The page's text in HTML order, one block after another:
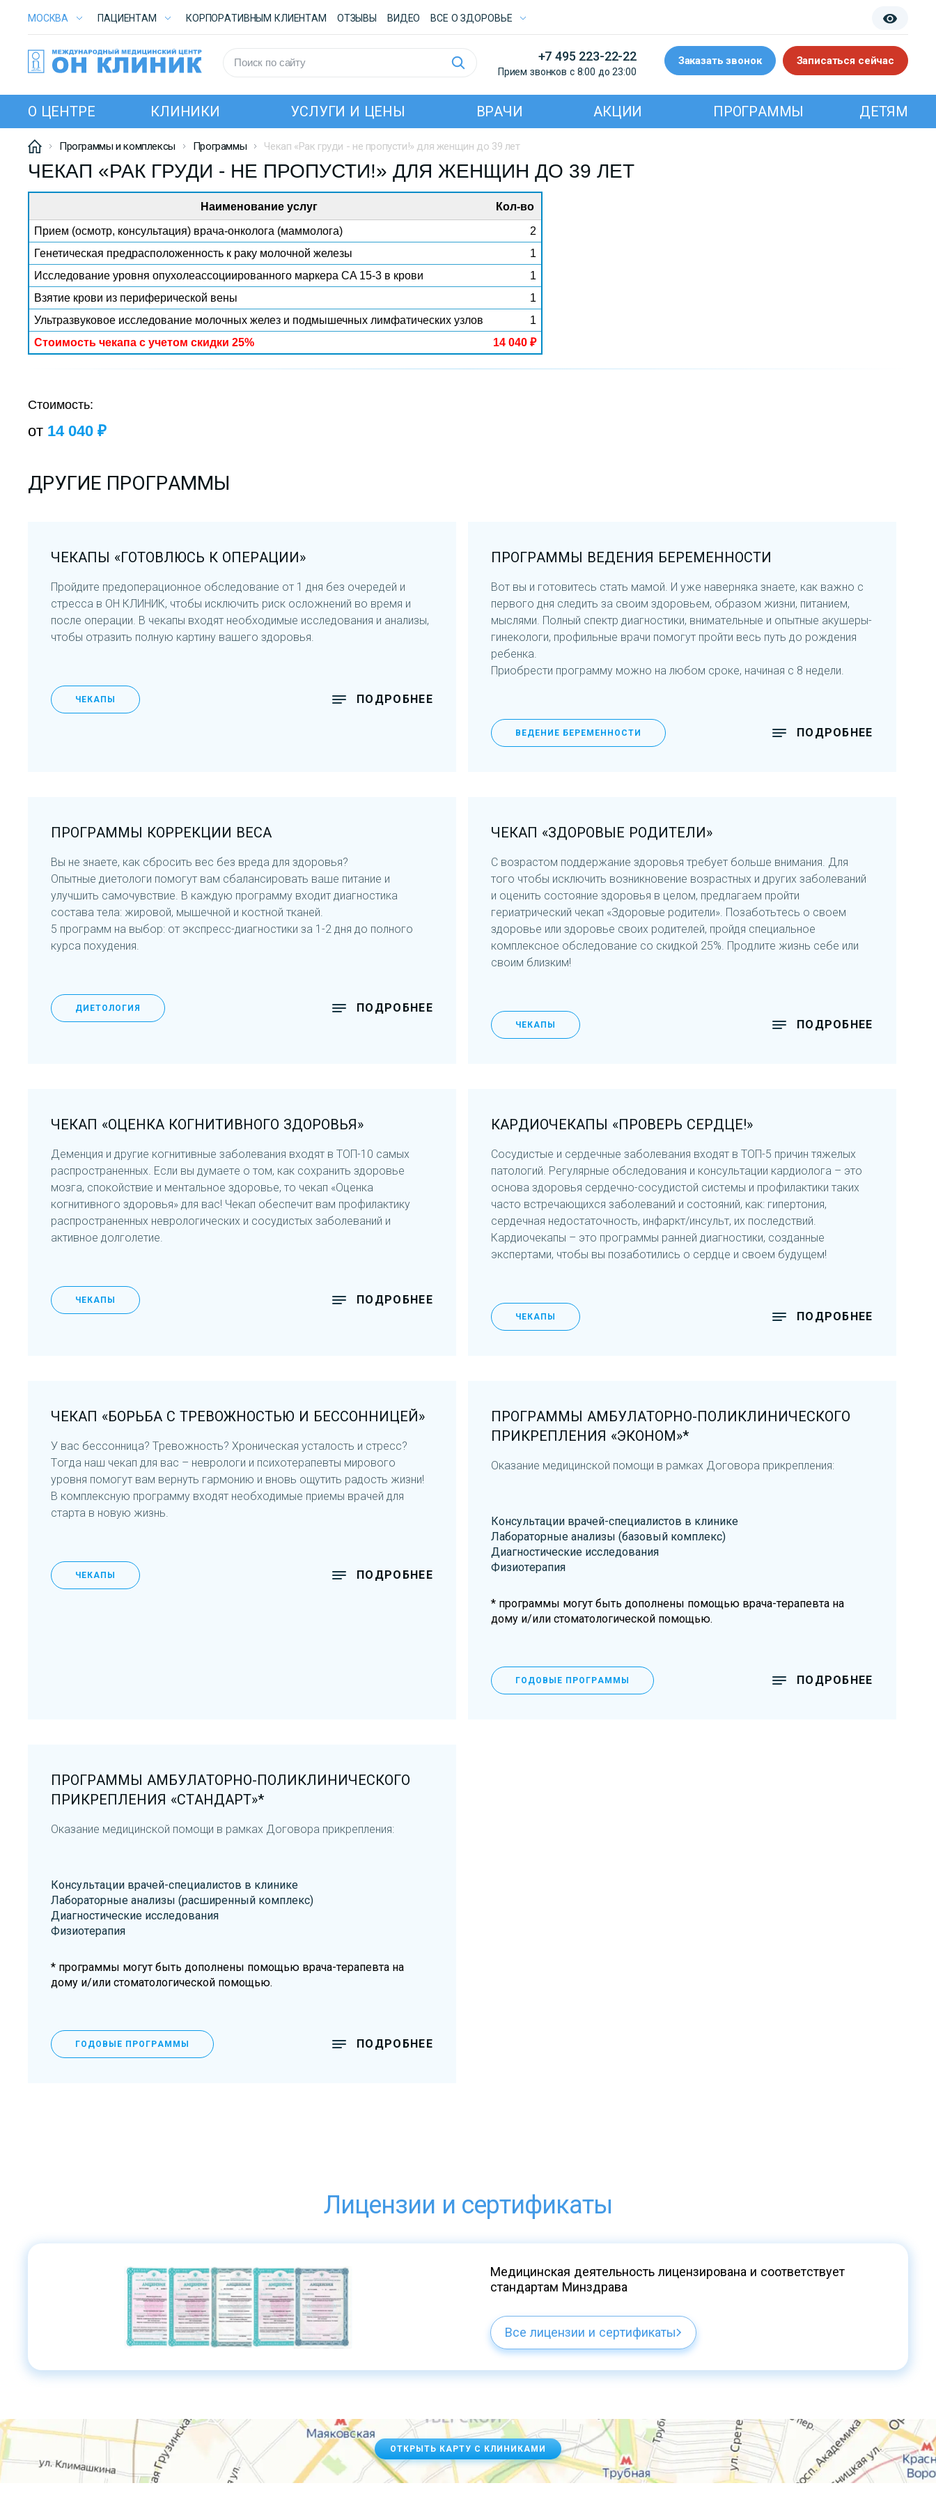
МОСКВА ПАЦИЕНТАМ КОРПОРАТИВНЫМ КЛИЕНТАМ ОТЗЫВЫ ВИДЕО ВСE О ЗДОРОВЬЕ
+7 495 223-22-22
Прием звонков с 8:00 до 23:00
Заказать звонок Записаться сейчас
О ЦЕНТРЕ КЛИНИКИ УСЛУГИ И ЦЕНЫ ВРАЧИ АКЦИИ ПРОГРАММЫ ДЕТЯМ
Программы и комплексы Программы Чекап «Рак груди - не пропусти!» для женщин до 39 лет
ЧЕКАП «РАК ГРУДИ - НЕ ПРОПУСТИ!» ДЛЯ ЖЕНЩИН ДО 39 ЛЕТ
Наименование услуг Кол-во
Прием (осмотр, консультация) врача-онколога (маммолога)
2
Генетическая предрасположенность к раку молочной железы
1
Исследование уровня опухолеассоциированного маркера CA 15-3 в крови
1
Взятие крови из периферической вены
1
Ультразвуковое исследование молочных желез и подмышечных лимфатических узлов
1
Стоимость чекапа с учетом скидки 25%
14 040 ₽
Стоимость:
от 14 040 ₽
ДРУГИЕ ПРОГРАММЫ
ЧЕКАПЫ «ГОТОВЛЮСЬ К ОПЕРАЦИИ»
Пройдите предоперационное обследование от 1 дня без очередей и
стресса в ОН КЛИНИК, чтобы исключить риск осложнений во время и
после операции. В чекапы входят необходимые исследования и анализы,
чтобы отразить полную картину вашего здоровья.
ЧЕКАПЫ ПОДРОБНЕЕ
ПРОГРАММЫ ВЕДЕНИЯ БЕРЕМЕННОСТИ
Вот вы и готовитесь стать мамой. И уже наверняка знаете, как важно с
первого дня следить за своим здоровьем, образом жизни, питанием,
мыслями. Полный спектр диагностики, внимательные и опытные акушеры-
гинекологи, профильные врачи помогут пройти весь путь до рождения
ребенка.
Приобрести программу можно на любом сроке, начиная с 8 недели.
ВЕДЕНИЕ БЕРЕМЕННОСТИ ПОДРОБНЕЕ
ПРОГРАММЫ КОРРЕКЦИИ ВЕСА
Вы не знаете, как сбросить вес без вреда для здоровья?
Опытные диетологи помогут вам сбалансировать ваше питание и
улучшить самочувствие. В каждую программу входит диагностика
состава тела: жировой, мышечной и костной тканей.
5 программ на выбор: от экспресс-диагностики за 1-2 дня до полного
курса похудения.
ДИЕТОЛОГИЯ ПОДРОБНЕЕ
ЧЕКАП «ЗДОРОВЫЕ РОДИТЕЛИ»
С возрастом поддержание здоровья требует больше внимания. Для
того чтобы исключить возникновение возрастных и других заболеваний
и оценить состояние здоровья в целом, предлагаем пройти
гериатрический чекап «Здоровые родители». Позаботьтесь о своем
здоровье или здоровье своих родителей, пройдя специальное
комплексное обследование со скидкой 25%. Продлите жизнь себе или
своим близким!
ЧЕКАПЫ ПОДРОБНЕЕ
ЧЕКАП «ОЦЕНКА КОГНИТИВНОГО ЗДОРОВЬЯ»
Деменция и другие когнитивные заболевания входят в ТОП-10 самых
распространенных. Если вы думаете о том, как сохранить здоровье
мозга, спокойствие и ментальное здоровье, то чекап «Оценка
когнитивного здоровья» для вас! Чекап обеспечит вам профилактику
распространенных неврологических и сосудистых заболеваний и
активное долголетие.
ЧЕКАПЫ ПОДРОБНЕЕ
КАРДИОЧЕКАПЫ «ПРОВЕРЬ СЕРДЦЕ!»
Сосудистые и сердечные заболевания входят в ТОП-5 причин тяжелых
патологий. Регулярные обследования и консультации кардиолога – это
основа здоровья сердечно-сосудистой системы и профилактики таких
часто встречающихся заболеваний и состояний, как: гипертония,
сердечная недостаточность, инфаркт/инсульт, их последствий.
Кардиочекапы – это программы ранней диагностики, созданные
экспертами, чтобы вы позаботились о сердце и своем будущем!
ЧЕКАПЫ ПОДРОБНЕЕ
ЧЕКАП «БОРЬБА С ТРЕВОЖНОСТЬЮ И БЕССОННИЦЕЙ»
У вас бессонница? Тревожность? Хроническая усталость и стресс?
Тогда наш чекап для вас – неврологи и психотерапевты мирового
уровня помогут вам вернуть гармонию и вновь ощутить радость жизни!
В комплексную программу входят необходимые приемы врачей для
старта в новую жизнь.
ЧЕКАПЫ ПОДРОБНЕЕ
ПРОГРАММЫ АМБУЛАТОРНО-ПОЛИКЛИНИЧЕСКОГО
ПРИКРЕПЛЕНИЯ «ЭКОНОМ»*
Оказание медицинской помощи в рамках Договора прикрепления:
Консультации врачей-специалистов в клинике
Лабораторные анализы (базовый комплекс)
Диагностические исследования
Физиотерапия
* программы могут быть дополнены помощью врача-терапевта на
дому и/или стоматологической помощью.
ГОДОВЫЕ ПРОГРАММЫ ПОДРОБНЕЕ
ПРОГРАММЫ АМБУЛАТОРНО-ПОЛИКЛИНИЧЕСКОГО
ПРИКРЕПЛЕНИЯ «СТАНДАРТ»*
Оказание медицинской помощи в рамках Договора прикрепления:
Консультации врачей-специалистов в клинике
Лабораторные анализы (расширенный комплекс)
Диагностические исследования
Физиотерапия
* программы могут быть дополнены помощью врача-терапевта на
дому и/или стоматологической помощью.
ГОДОВЫЕ ПРОГРАММЫ ПОДРОБНЕЕ
Лицензии и сертификаты
Медицинская деятельность лицензирована и соответствует
стандартам Минздрава
Все лицензии и сертификаты
ОТКРЫТЬ КАРТУ С КЛИНИКАМИ